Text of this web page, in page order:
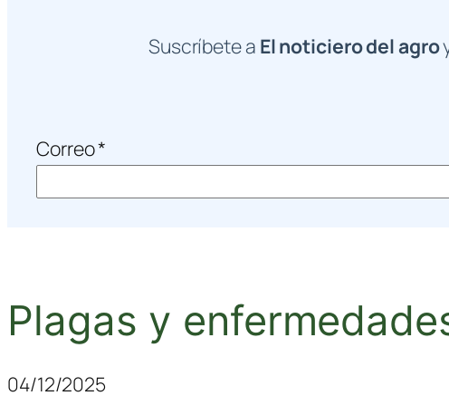
Suscríbete a El noticiero del agro
Correo*
Plagas y
04/12/2025